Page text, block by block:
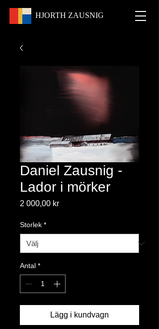
HJORTH ZAUSNIG
Daniel Zausnig -
Lador i mörker
2 000,00 krPris
Storlek *
Antal *
Lägg i kundvagn